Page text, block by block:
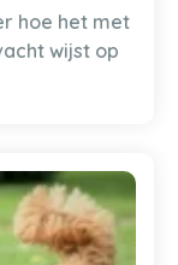
hoe het met
wijst op